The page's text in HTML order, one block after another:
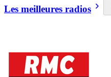
Les meilleures radios